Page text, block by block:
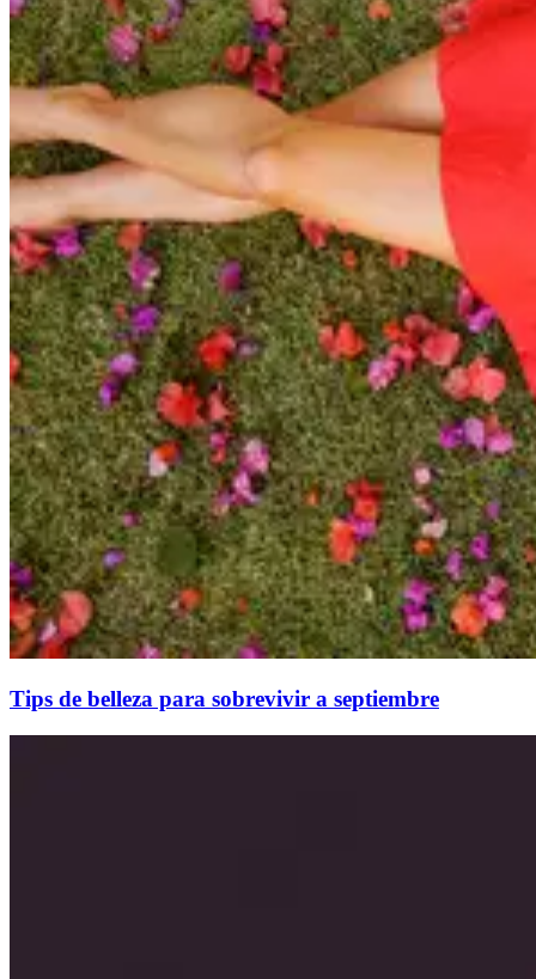
Tips de belleza para sobrevivir a septiembre